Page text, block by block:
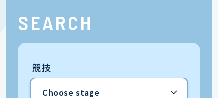
SEARCH
競技